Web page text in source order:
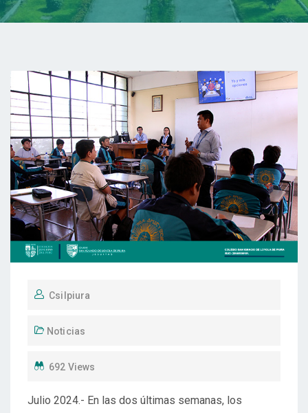
Csilpiura
Noticias
692 Views
Julio 2024.- En las dos últimas semanas, los